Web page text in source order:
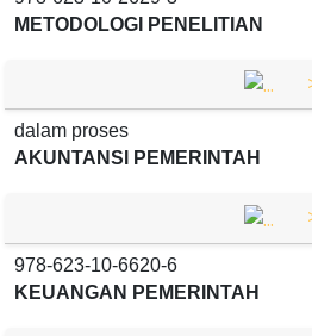
METODOLOGI PENELITIAN
dalam proses
AKUNTANSI PEMERINTAH
978-623-10-6620-6
KEUANGAN PEMERINTAH